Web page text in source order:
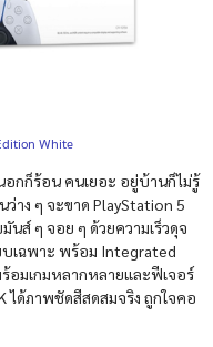
White
อกก็ร้อน คนเยอะ อยู่บ้านก็ไม่รู้
าง ๆ จะขาด PlayStation 5
นส์ ๆ จอย ๆ ด้วยความเร็วดุจ
บเฉพาะ พร้อม Integrated
อมเกมหลากหลายและฟีเจอร์
ได้ภาพชัดสีสดสมจริง ถูกใจคอ